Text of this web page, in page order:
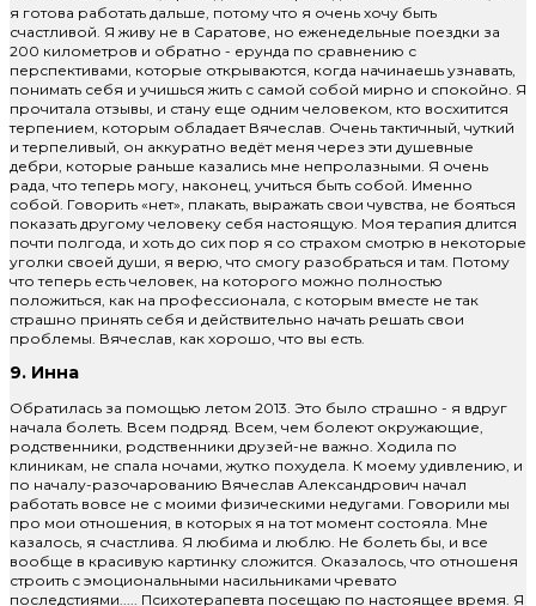
я готова работать дальше, потому что я очень хочу быть
счастливой. Я живу не в Саратове, но еженедельные поездки за
200 километров и обратно - ерунда по сравнению с
перспективами, которые открываются, когда начинаешь узнавать,
понимать себя и учишься жить с самой собой мирно и спокойно. Я
прочитала отзывы, и стану еще одним человеком, кто восхитится
терпением, которым обладает Вячеслав. Очень тактичный, чуткий
и терпеливый, он аккуратно ведёт меня через эти душевные
дебри, которые раньше казались мне непролазными. Я очень
рада, что теперь могу, наконец, учиться быть собой. Именно
собой. Говорить «нет», плакать, выражать свои чувства, не бояться
показать другому человеку себя настоящую. Моя терапия длится
почти полгода, и хоть до сих пор я со страхом смотрю в некоторые
уголки своей души, я верю, что смогу разобраться и там. Потому
что теперь есть человек, на которого можно полностью
положиться, как на профессионала, с которым вместе не так
страшно принять себя и действительно начать решать свои
проблемы. Вячеслав, как хорошо, что вы есть.
9. Инна
Обратилась за помощью летом 2013. Это было страшно - я вдруг
начала болеть. Всем подряд. Всем, чем болеют окружающие,
родственники, родственники друзей-не важно. Ходила по
клиникам, не спала ночами, жутко похудела. К моему удивлению, и
по началу-разочарованию Вячеслав Александрович начал
работать вовсе не с моими физическими недугами. Говорили мы
про мои отношения, в которых я на тот момент состояла. Мне
казалось, я счастлива. Я любима и люблю. Не болеть бы, и все
вообще в красивую картинку сложится. Оказалось, что отношеня
строить с эмоциональными насильниками чревато
последстиями..... Психотерапевта посещаю по настоящее время. Я